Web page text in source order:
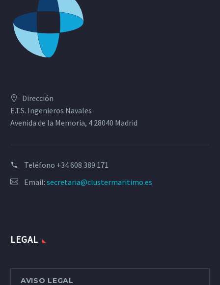
Dirección
E.T.S. Ingenieros Navales
Avenida de la Memoria, 4 28040 Madrid
Teléfono +34 608 389 171
Email: secretaria@clustermaritimo.es
LEGAL
AVISO LEGAL